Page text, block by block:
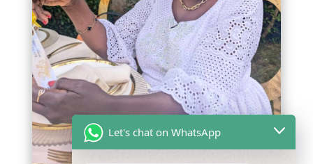
Let's chat on WhatsApp